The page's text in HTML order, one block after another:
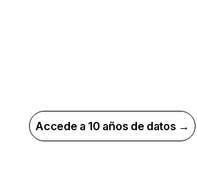
Accede a 10 años de datos →